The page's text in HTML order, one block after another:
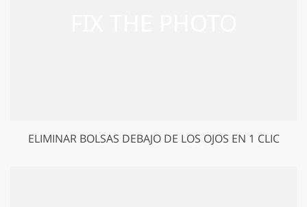
ELIMINAR BOLSAS DEBAJO DE LOS OJOS EN 1 CLIC